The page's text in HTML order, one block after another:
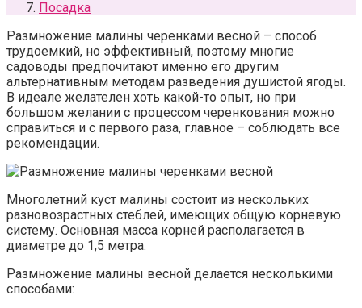
Посадка
Размножение малины черенками весной – способ
трудоемкий, но эффективный, поэтому многие
садоводы предпочитают именно его другим
альтернативным методам разведения душистой ягоды.
В идеале желателен хоть какой-то опыт, но при
большом желании с процессом черенкования можно
справиться и с первого раза, главное – соблюдать все
рекомендации.
Многолетний куст малины состоит из нескольких
разновозрастных стеблей, имеющих общую корневую
систему. Основная масса корней располагается в
диаметре до 1,5 метра.
Размножение малины весной делается несколькими
способами: